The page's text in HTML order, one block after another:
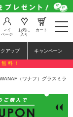
t
o
e
n
a
a
マイ
ページ
お気に
入り
カート
クアップ キャンペーン
料！
（ワナフ）グラスミラ